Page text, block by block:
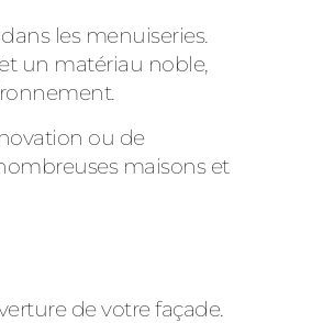
les menuiseries.
un matériau noble,
ou de
maisons et
de votre façade.